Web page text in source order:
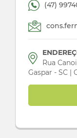
(47)
Rua
Gaspar - SC |